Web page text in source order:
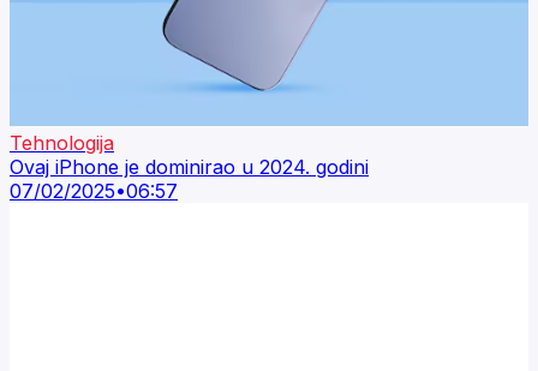
Tehnologija
Ovaj iPhone je dominirao u 2024. godini
07/02/2025•06:57